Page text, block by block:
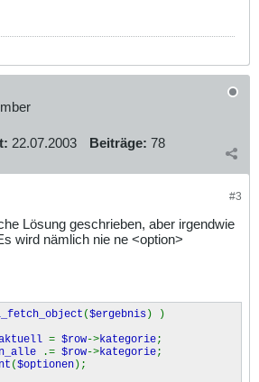
22.07.2003 Beiträge: 78
#3
Lösung geschrieben, aber irgendwie
wird nämlich nie ne <option>
($ergebnis) )
= $row->kategorie;
.= $row->kategorie;
($optionen);